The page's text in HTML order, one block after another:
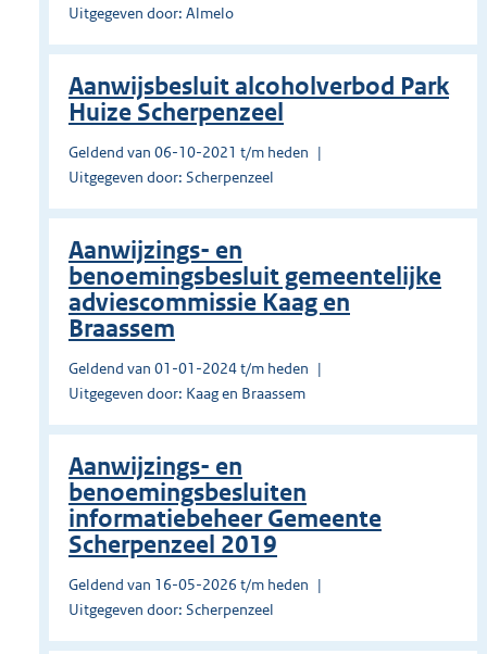
Uitgegeven door: Almelo
Aanwijsbesluit alcoholverbod Park
Huize Scherpenzeel
Geldend van 06-10-2021 t/m heden
Uitgegeven door: Scherpenzeel
Aanwijzings- en
benoemingsbesluit gemeentelijke
adviescommissie Kaag en
Braassem
Geldend van 01-01-2024 t/m heden
Uitgegeven door: Kaag en Braassem
Aanwijzings- en
benoemingsbesluiten
informatiebeheer Gemeente
Scherpenzeel 2019
Geldend van 16-05-2026 t/m heden
Uitgegeven door: Scherpenzeel